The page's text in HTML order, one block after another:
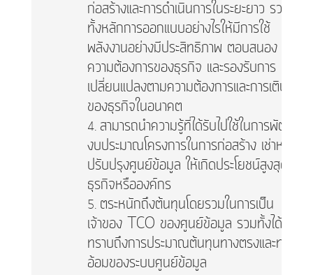
ก่อสร้างและการดำเนินการในระยะยาว รวม
ทั้งหลักการออกแบบอย่างไรให้มีการใช้
พลังงานอย่างมีประสิทธิภาพ ตอบสนอง
ความต้องการของธุรกิจ และรองรับการ
เปลี่ยนแปลงตามความต้องการและการเติบโต
ของธุรกิจในอนาคต
สามารถนำความรู้ที่ได้รับไปใช้ในการพัฒนา
งบประมาณโครงการในการก่อสร้าง เช่าหรือ
ปรับปรุงศูนย์ข้อมูล ให้เกิดประโยชน์สูงสุดต่อ
ธุรกิจหรือองค์กร
ตระหนักถึงต้นทุนโดยรวมในการเป็น
เจ้าของ TCO ของศูนย์ข้อมูล รวมทั้งได้
ทราบถึงการประมาณต้นทุนทางตรงและทาง
อ้อมของระบบศูนย์ข้อมูล